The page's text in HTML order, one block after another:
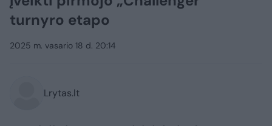
turnyro etapo
2025 m. vasario 18 d. 20:14
Lrytas.lt